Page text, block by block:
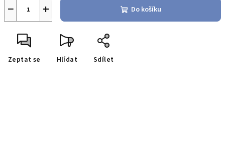
+
− Do košíku
Zeptat se Hlídat Sdílet